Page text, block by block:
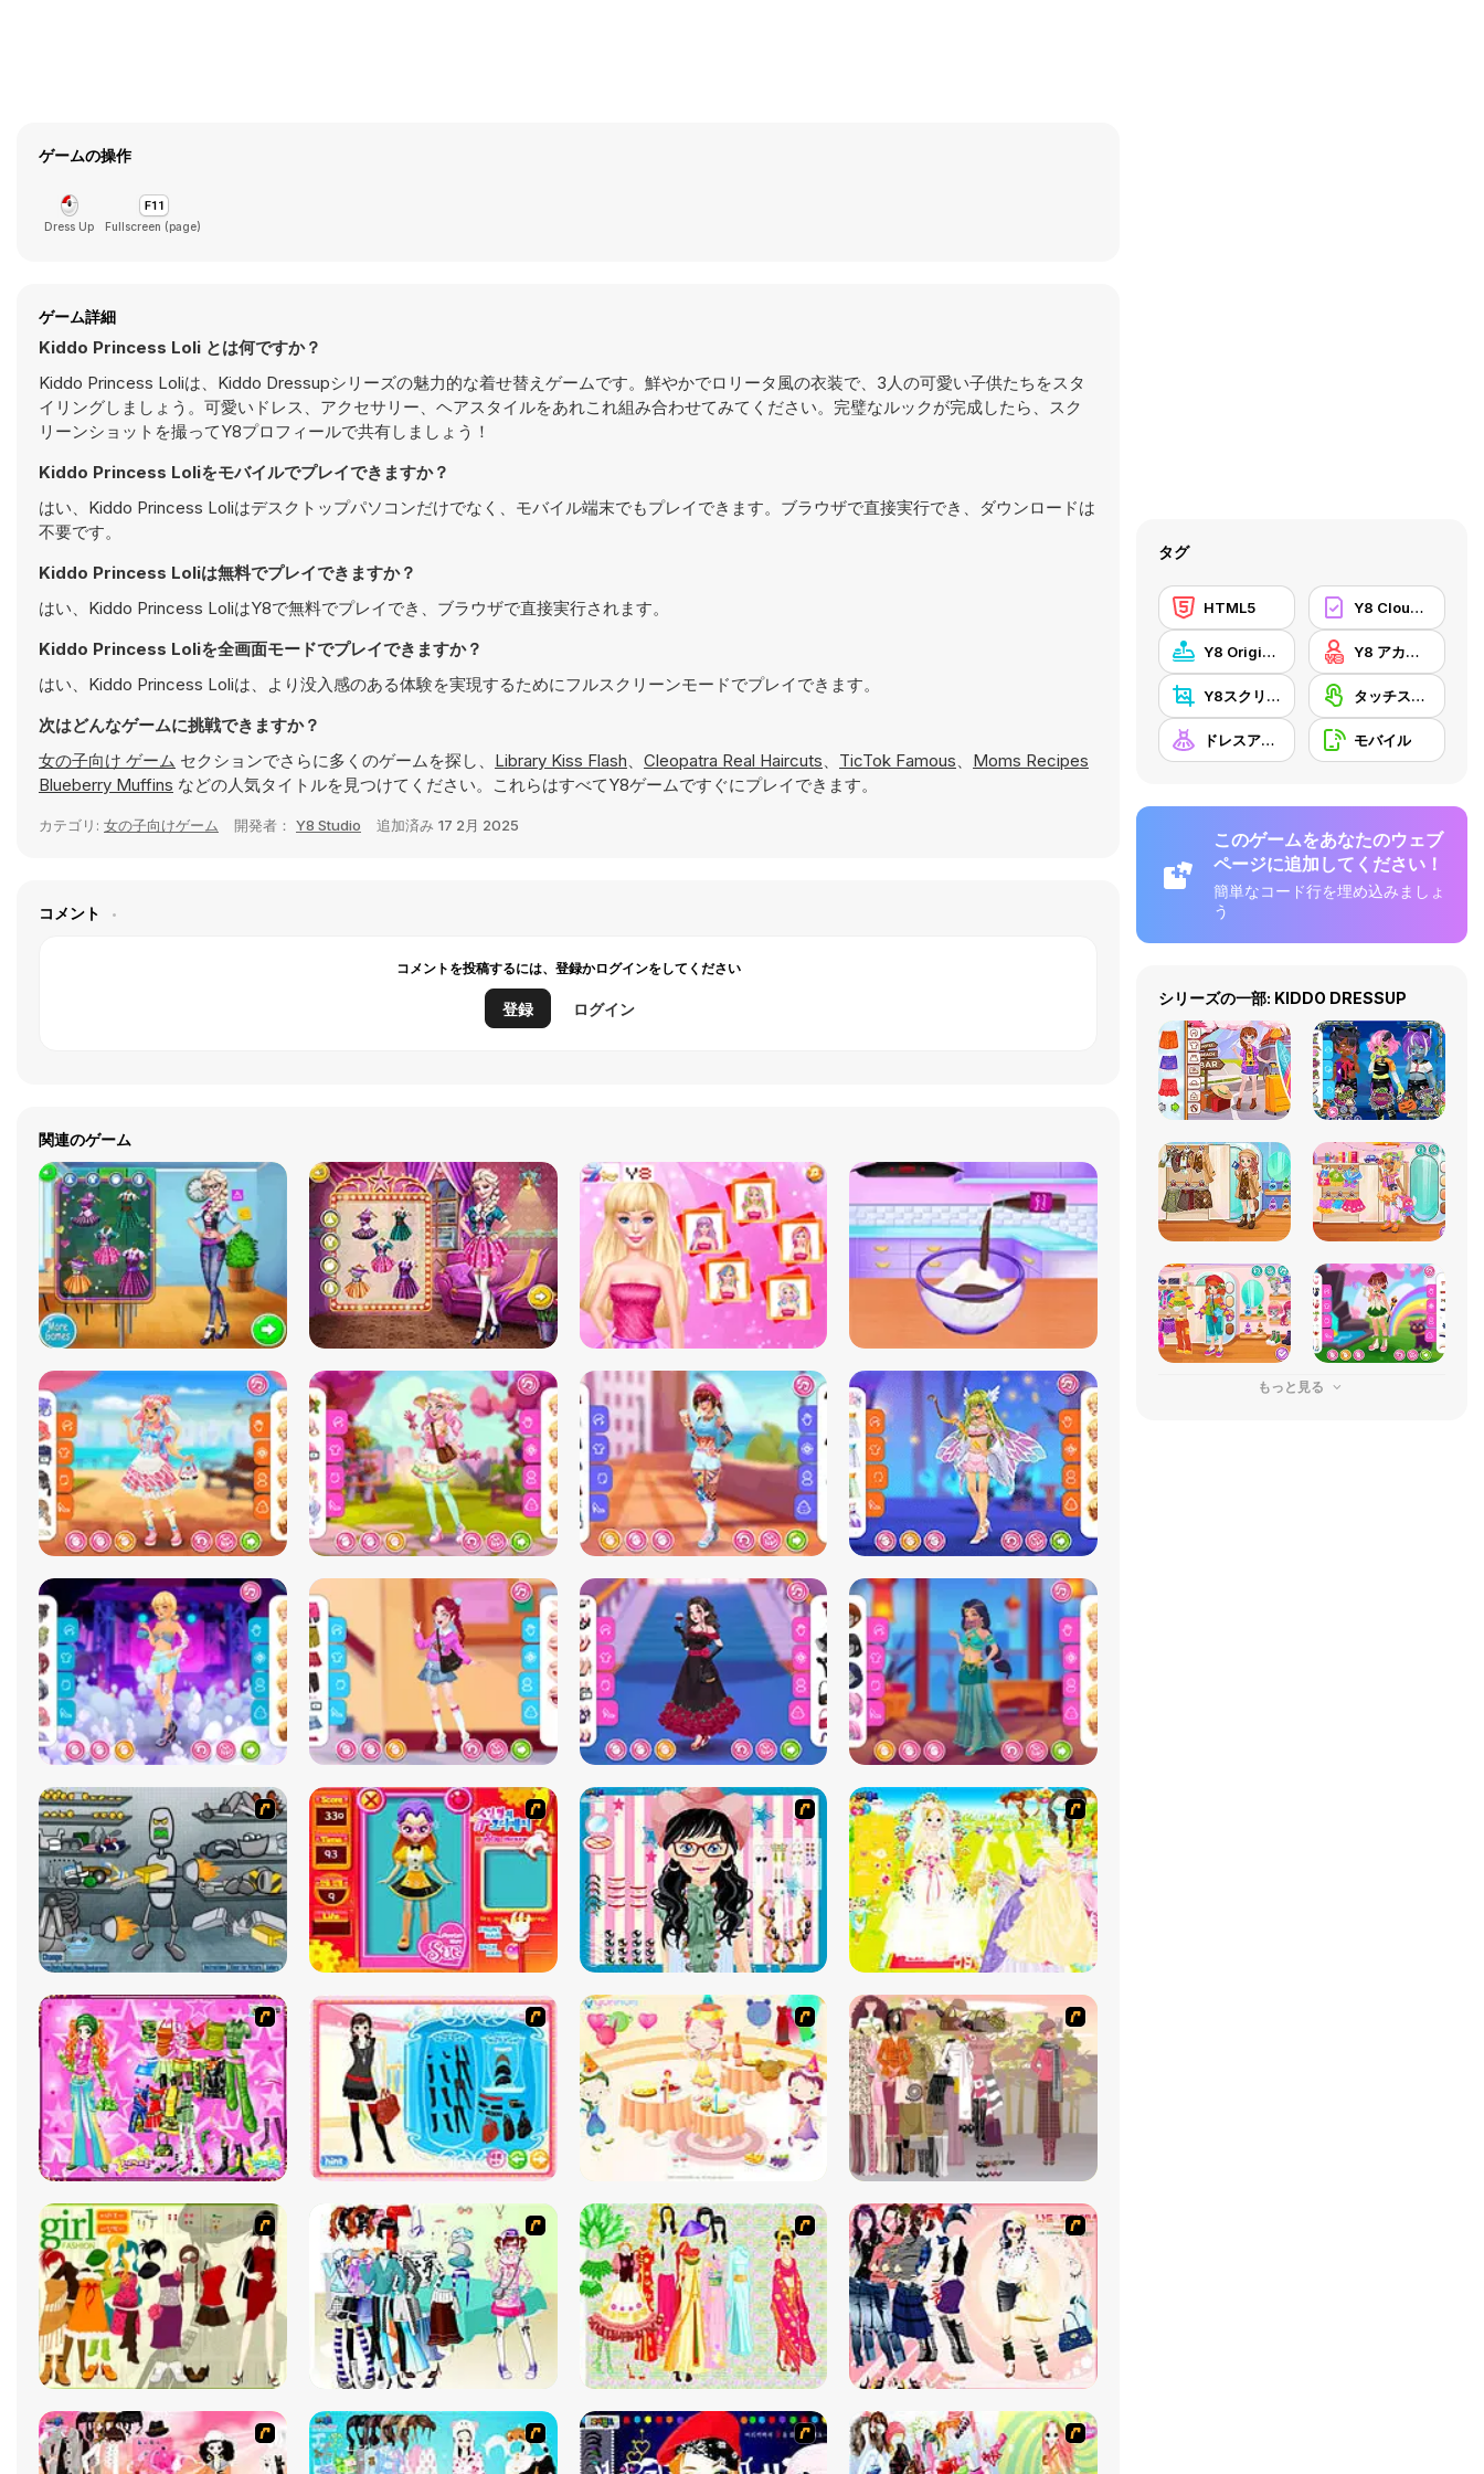
ゲームの操作
Dress Up Fullscreen (page)
ゲーム詳細
Kiddo Princess Loli とは何ですか？
Kiddo Princess Loliは、Kiddo Dressupシリーズの魅力的な着せ替えゲームです。鮮やかでロリータ風の衣装で、3人の可愛い子供たちをスタ
イリングしましょう。可愛いドレス、アクセサリー、ヘアスタイルをあれこれ組み合わせてみてください。完璧なルックが完成したら、スク
リーンショットを撮ってY8プロフィールで共有しましょう！
Kiddo Princess Loliをモバイルでプレイできますか？
はい、Kiddo Princess Loliはデスクトップパソコンだけでなく、モバイル端末でもプレイできます。ブラウザで直接実行でき、ダウンロードは
不要です。
Kiddo Princess Loliは無料でプレイできますか？
はい、Kiddo Princess LoliはY8で無料でプレイでき、ブラウザで直接実行されます。
Kiddo Princess Loliを全画面モードでプレイできますか？
はい、Kiddo Princess Loliは、より没入感のある体験を実現するためにフルスクリーンモードでプレイできます。
次はどんなゲームに挑戦できますか？
女の子向け ゲーム セクションでさらに多くのゲームを探し、 Library Kiss Flash、 Cleopatra Real Haircuts、 TicTok Famous、 Moms Recipes
Blueberry Muffins などの人気タイトルを見つけてください。これらはすべてY8ゲームですぐにプレイできます。
カテゴリ: 女の子向けゲーム 開発者： Y8 Studio 追加済み 17 2月 2025
コメント
コメントを投稿するには、登録かログインをしてください
登録 ログイン
関連のゲーム
タグ
HTML5 Y8 Cloud Save
Y8 Originals Y8 アカウント
Y8スクリーンショット タッチスクリーン
ドレスアップ モバイル
このゲームをあなたのウェブ
ページに追加してください！
簡単なコード行を埋め込みましょ
う
シリーズの一部: KIDDO DRESSUP
もっと見る